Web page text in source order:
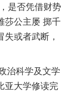
是否凭借财势
莎公主屡 掷千
或者武断，
科学及文学
亚大学修读完